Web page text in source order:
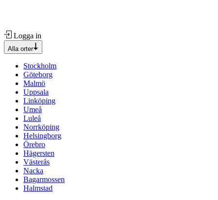
Logga in
Alla orter
Stockholm
Göteborg
Malmö
Uppsala
Linköping
Umeå
Luleå
Norrköping
Helsingborg
Örebro
Hägersten
Västerås
Nacka
Bagarmossen
Halmstad